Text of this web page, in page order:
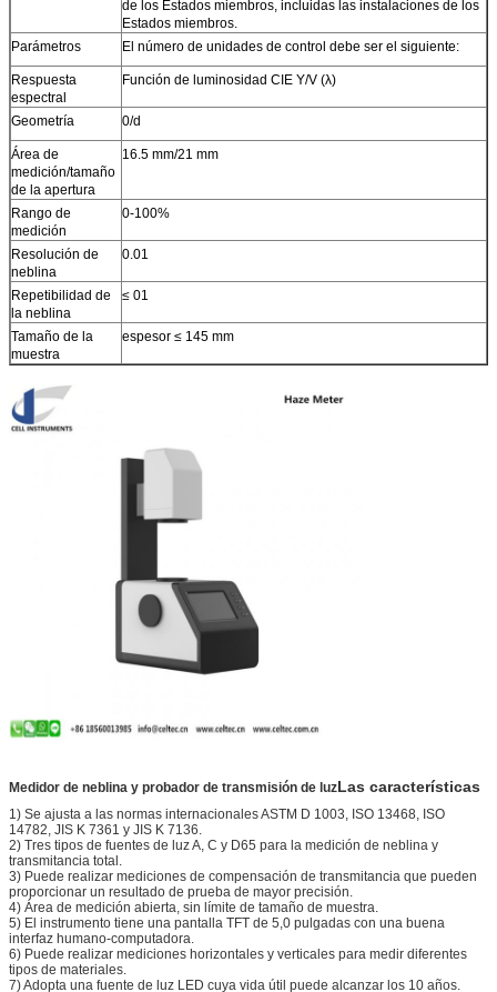
de los Estados miembros, incluidas las instalaciones de los
Estados miembros.
Parámetros
El número de unidades de control debe ser el siguiente:
Respuesta
espectral
Función de luminosidad CIE Y/V (λ)
Geometría 0/d
Área de
medición/tamaño
de la apertura
16.5 mm/21 mm
Rango de
medición
0-100%
Resolución de
neblina
0.01
Repetibilidad de
la neblina
≤ 01
Tamaño de la
muestra
espesor ≤ 145 mm
Medidor de neblina y probador de transmisión de luzLas características
1) Se ajusta a las normas internacionales ASTM D 1003, ISO 13468, ISO
14782, JIS K 7361 y JIS K 7136.
2) Tres tipos de fuentes de luz A, C y D65 para la medición de neblina y
transmitancia total.
3) Puede realizar mediciones de compensación de transmitancia que pueden
proporcionar un resultado de prueba de mayor precisión.
4) Área de medición abierta, sin límite de tamaño de muestra.
5) El instrumento tiene una pantalla TFT de 5,0 pulgadas con una buena
interfaz humano-computadora.
6) Puede realizar mediciones horizontales y verticales para medir diferentes
tipos de materiales.
7) Adopta una fuente de luz LED cuya vida útil puede alcanzar los 10 años.